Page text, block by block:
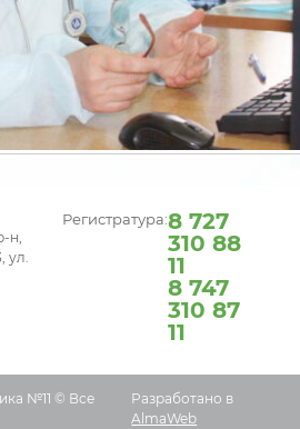
н,
ул.
Регистратура:8 727
310 88
11
8 747
310 87
11
№11 © Все
Разработано в
AlmaWeb